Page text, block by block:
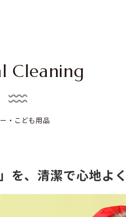
Cleaning
・こども用品
を、清潔で心地よ